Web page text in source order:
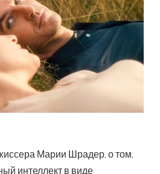
Марии Шрадер, о том,
интеллект в виде